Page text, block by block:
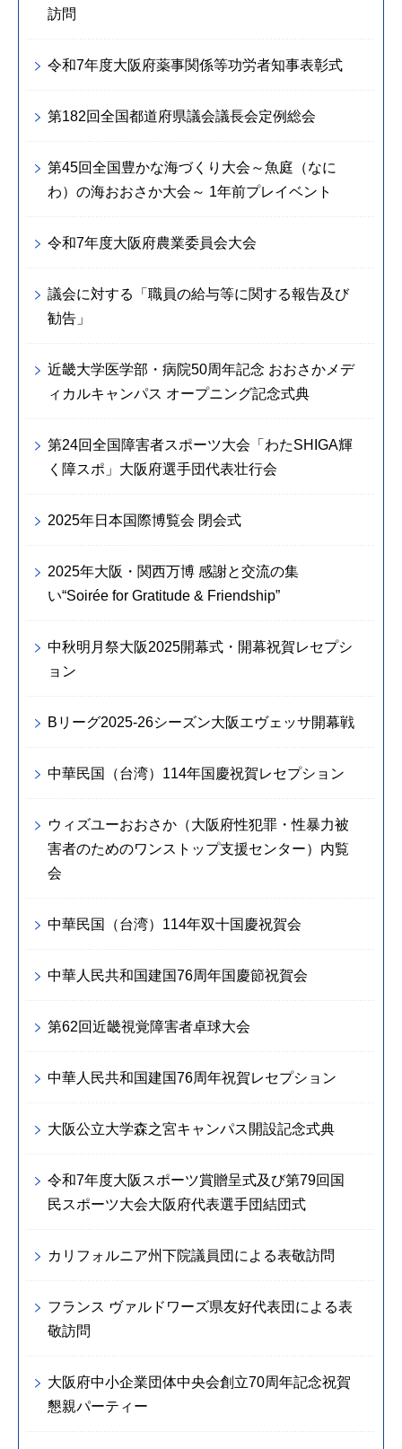
訪問
令和7年度大阪府薬事関係等功労者知事表彰式
第182回全国都道府県議会議長会定例総会
第45回全国豊かな海づくり大会～魚庭（なに
わ）の海おおさか大会～ 1年前プレイベント
令和7年度大阪府農業委員会大会
議会に対する「職員の給与等に関する報告及び
勧告」
近畿大学医学部・病院50周年記念 おおさかメデ
ィカルキャンパス オープニング記念式典
第24回全国障害者スポーツ大会「わたSHIGA輝
く障スポ」大阪府選手団代表壮行会
2025年日本国際博覧会 閉会式
2025年大阪・関西万博 感謝と交流の集
い“Soirée for Gratitude & Friendship”
中秋明月祭大阪2025開幕式・開幕祝賀レセプシ
ョン
Bリーグ2025-26シーズン大阪エヴェッサ開幕戦
中華民国（台湾）114年国慶祝賀レセプション
ウィズユーおおさか（大阪府性犯罪・性暴力被
害者のためのワンストップ支援センター）内覧
会
中華民国（台湾）114年双十国慶祝賀会
中華人民共和国建国76周年国慶節祝賀会
第62回近畿視覚障害者卓球大会
中華人民共和国建国76周年祝賀レセプション
大阪公立大学森之宮キャンパス開設記念式典
令和7年度大阪スポーツ賞贈呈式及び第79回国
民スポーツ大会大阪府代表選手団結団式
カリフォルニア州下院議員団による表敬訪問
フランス ヴァルドワーズ県友好代表団による表
敬訪問
大阪府中小企業団体中央会創立70周年記念祝賀
懇親パーティー